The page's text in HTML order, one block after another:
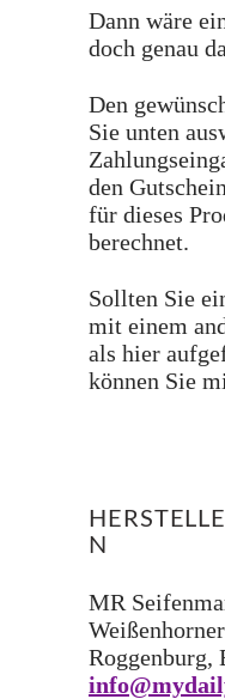
Dann wäre
doch genau
Den
Sie unten
den
für dieses
berechnet.
Sollten Sie
mit einem
als hier
können Sie
N
MR
Roggenburg,